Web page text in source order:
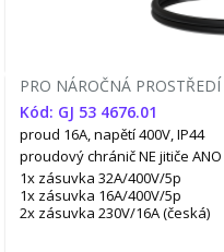
PRO NÁROČNÁ PROSTŘEDÍ
Kód: GJ 53 4676.01
proud 16A, napětí 400V, IP44
proudový chránič NE jitiče ANO
1x zásuvka 32A/400V/5p
1x zásuvka 16A/400V/5p
2x zásuvka 230V/16A (česká)